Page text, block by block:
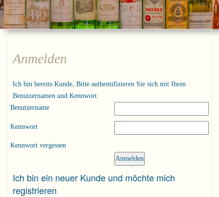
Anmelden
Ich bin bereits Kunde, Bitte authentifizieren Sie sich mit Ihren
Benutzernamen und Kennwort.
Benutzername
Kennwort
Kennwort vergessen
Ich bin ein neuer Kunde und möchte mich
registrieren